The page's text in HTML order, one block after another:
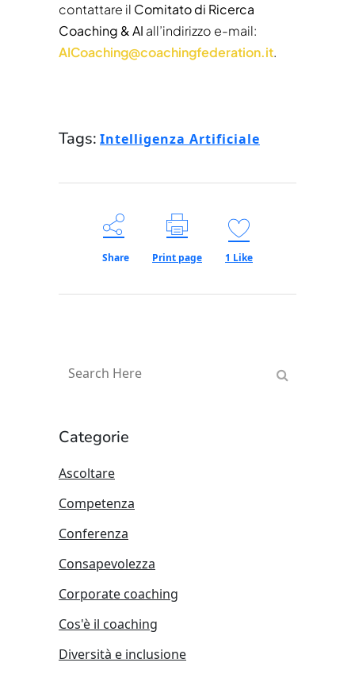
contattare il Comitato di Ricerca
Coaching & AI all’indirizzo e-mail:
AICoaching@coachingfederation.it.
Tags: Intelligenza Artificiale
Share Print page 1 Like
Categorie
Ascoltare
Competenza
Conferenza
Consapevolezza
Corporate coaching
Cos'è il coaching
Diversità e inclusione